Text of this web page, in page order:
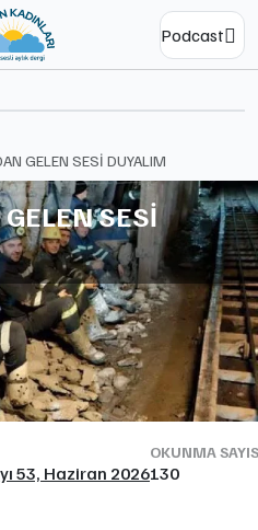
Podcast
GELEN SESİ DUYALIM
SESİ
53, Haziran 2026
OKUNMA
130